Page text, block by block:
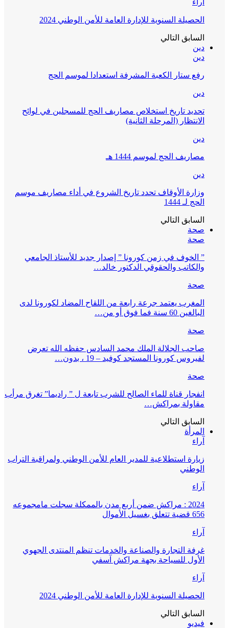
آراء
الحصيلة السنوية للإدارة العامة للأمن الوطني 2024
السابق التالي
دين
دين
رفع ستار الكعبة المشرفة استعدادا لموسم الحج
دين
تحديد تاريخ استخلاص مصاريف الحج للمسجلين في لوائح
الانتظار (المرحلة الثانية)
دين
مصاريف الحج لموسم 1444 هـ
دين
وزارة الأوقاف تحدد تاريخ الشروع في أداء مصاريف موسم
الحج لـ 1444
السابق التالي
صحة
صحة
” الخوف في زمن كورونا ” إصدار جديد للأستاذ الجامعي
والكاتب والحقوقي الدكتور خالد…
صحة
المغرب يعتمد جرعة رابعة من اللقاح المضاد لكورونا لدى
البالغين 60 سنة فما فوق أو من…
صحة
صاحب الجلالة الملك محمد السادس حفظه الله تعرض
لفيروس كورونا المستجد كوفيد – 19 ، بدون…
صحة
انفجار قناة للماء الصالح للشرب تابعة ل ” راديما” تغرق مرأب
مقاولة بمراكش…
السابق التالي
المرأة
آراء
زيارة استطلاعية للمدير العام للأمن الوطني ولمراقبة التراب
الوطني
آراء
2024 : مراكش ضمن أربع مدن بالممكلة سجلت مامجموعه
656 قضية تتعلق بغسيل الأموال
آراء
غرفة التجارة والصناعة والخدمات تنظم المنتدى الجهوي
الأول للسياحة بجهة مراكش آسفي
آراء
الحصيلة السنوية للإدارة العامة للأمن الوطني 2024
السابق التالي
فيديو